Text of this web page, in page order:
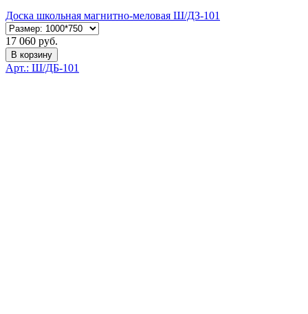
Доска школьная магнитно-меловая Ш/ДЗ-101
17 060 руб.
В корзину
Арт.: Ш/ДБ-101